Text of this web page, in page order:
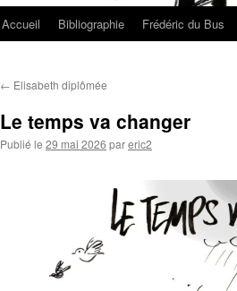
Accueil Bibliographie Frédéric du Bus
← Elisabeth diplômée
Le temps va changer
Publié le 29 mai 2026 pareric2